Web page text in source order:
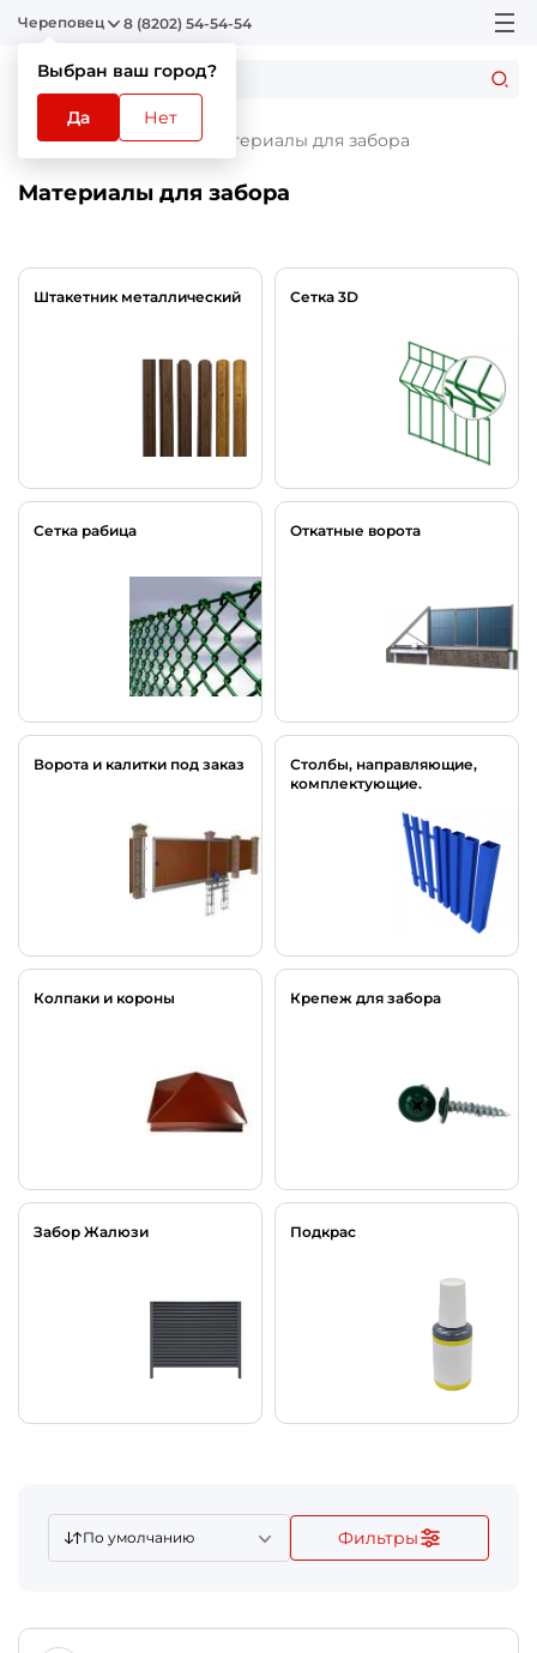
Череповец
Выбран ваш город?
Да Нет
8 (8202) 54-54-54
Главная Каталог Материалы для забора
Материалы для забора
Штакетник металлический Сетка 3D
Сетка рабица Откатные ворота
Ворота и калитки под заказ
Столбы, направляющие,
комплектующие.
Колпаки и короны Крепеж для забора
Забор Жалюзи Подкрас
По умолчанию Фильтры